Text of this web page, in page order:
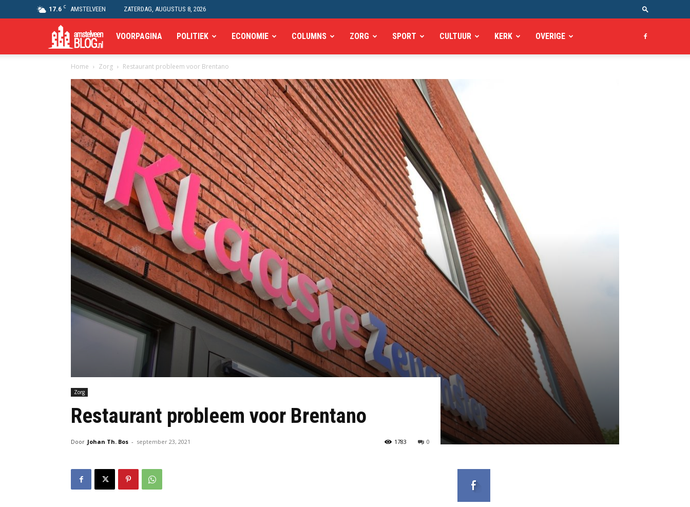
17.6 C AMSTELVEEN ZATERDAG, AUGUSTUS 8, 2026
Amstelveen
Blog
VOORPAGINA POLITIEK ECONOMIE COLUMNS ZORG SPORT CULTUUR KERK OVERIGE
Home Zorg Restaurant probleem voor Brentano
Zorg
Restaurant probleem voor Brentano
Door Johan Th. Bos - september 23, 2021 0
1783